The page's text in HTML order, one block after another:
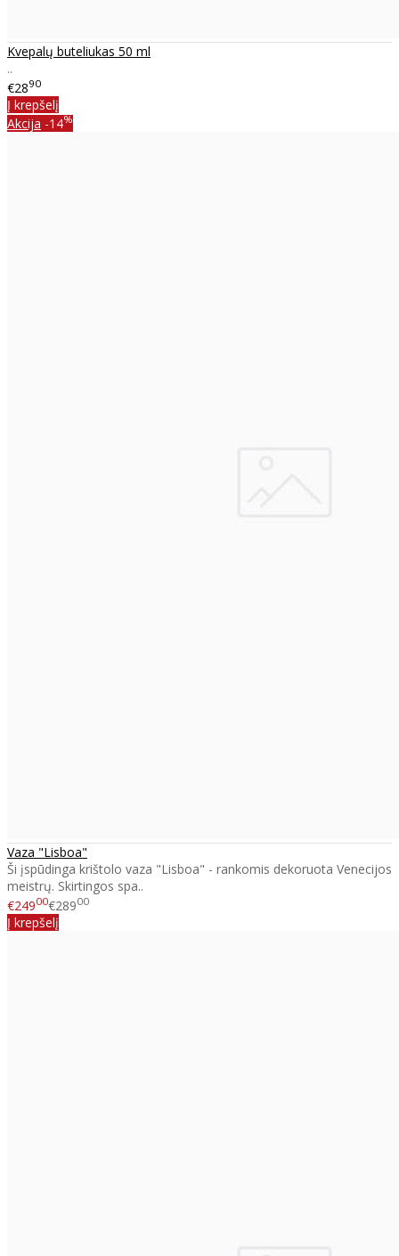
Kvepalų buteliukas 50 ml
..
€2890
Į krepšelį
Akcija -14%
Vaza "Lisboa"
Ši įspūdinga krištolo vaza "Lisboa" - rankomis dekoruota Venecijos
meistrų. Skirtingos spa..
€24900€28900
Į krepšelį